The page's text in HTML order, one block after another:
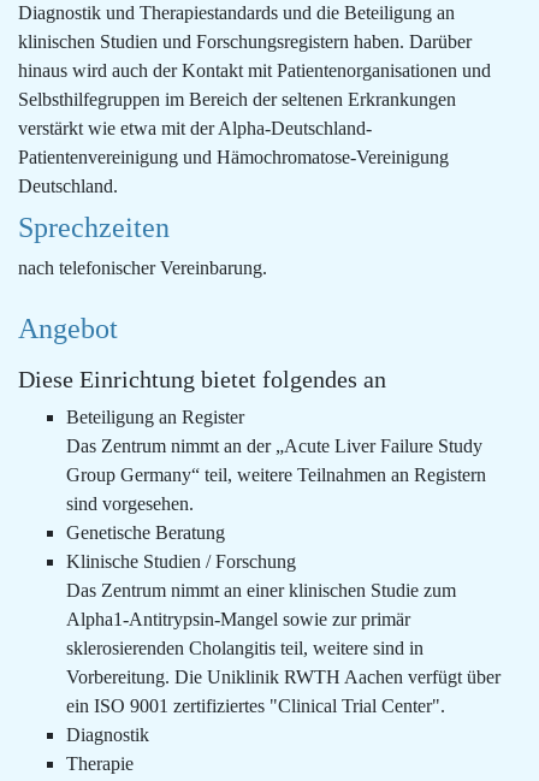
Diagnostik und Therapiestandards und die Beteiligung an
klinischen Studien und Forschungsregistern haben. Darüber
hinaus wird auch der Kontakt mit Patientenorganisationen und
Selbsthilfegruppen im Bereich der seltenen Erkrankungen
verstärkt wie etwa mit der Alpha-Deutschland-
Patientenvereinigung und Hämochromatose-Vereinigung
Deutschland.
Sprechzeiten
nach telefonischer Vereinbarung.
Angebot
Diese Einrichtung bietet folgendes an
Beteiligung an Register
Das Zentrum nimmt an der „Acute Liver Failure Study
Group Germany“ teil, weitere Teilnahmen an Registern
sind vorgesehen.
Genetische Beratung
Klinische Studien / Forschung
Das Zentrum nimmt an einer klinischen Studie zum
Alpha1-Antitrypsin-Mangel sowie zur primär
sklerosierenden Cholangitis teil, weitere sind in
Vorbereitung. Die Uniklinik RWTH Aachen verfügt über
ein ISO 9001 zertifiziertes "Clinical Trial Center".
Diagnostik
Therapie